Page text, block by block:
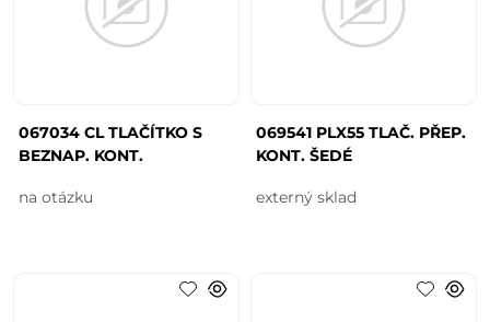
067034 CL TLAČÍTKO S
BEZNAP. KONT.
na otázku
069541 PLX55 TLAČ. PŘEP.
KONT. ŠEDÉ
externý sklad